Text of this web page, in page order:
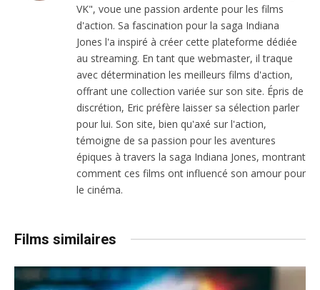
VK", voue une passion ardente pour les films
d'action. Sa fascination pour la saga Indiana
Jones l'a inspiré à créer cette plateforme dédiée
au streaming. En tant que webmaster, il traque
avec détermination les meilleurs films d'action,
offrant une collection variée sur son site. Épris de
discrétion, Eric préfère laisser sa sélection parler
pour lui. Son site, bien qu'axé sur l'action,
témoigne de sa passion pour les aventures
épiques à travers la saga Indiana Jones, montrant
comment ces films ont influencé son amour pour
le cinéma.
Films similaires